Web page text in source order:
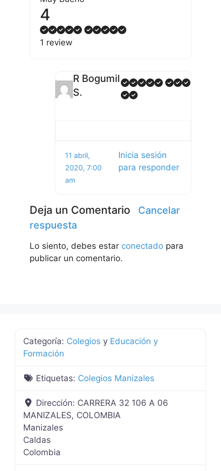
4
1 review
R Bogumil
S.
11 abril,
2020, 7:00
am
Inicia sesión
para responder
Deja un Comentario
Cancelar
respuesta
Lo siento, debes estar conectado para
publicar un comentario.
Categoría: Colegios y Educación y
Formación
Etiquetas: Colegios Manizales
Dirección: CARRERA 32 106 A 06
MANIZALES, COLOMBIA
Manizales
Caldas
Colombia